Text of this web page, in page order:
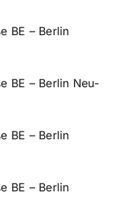
BE – Berlin
BE – Berlin Neu-
BE – Berlin
BE – Berlin